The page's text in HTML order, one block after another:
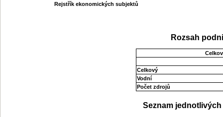
Rejstřík ekonomických subjektů
Rozsah
Celkový
Vodní
Počet zdrojů
Seznam